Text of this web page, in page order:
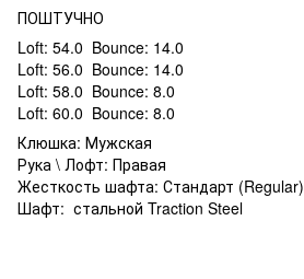
ПОШТУЧНО
Loft: 54.0 Bounce: 14.0
Loft: 56.0 Bounce: 14.0
Loft: 58.0 Bounce: 8.0
Loft: 60.0 Bounce: 8.0
Клюшка: Мужская
Рука \ Лофт: Правая
Жесткость шафта: Стандарт (Regular)
Шафт: стальной Traction Steel